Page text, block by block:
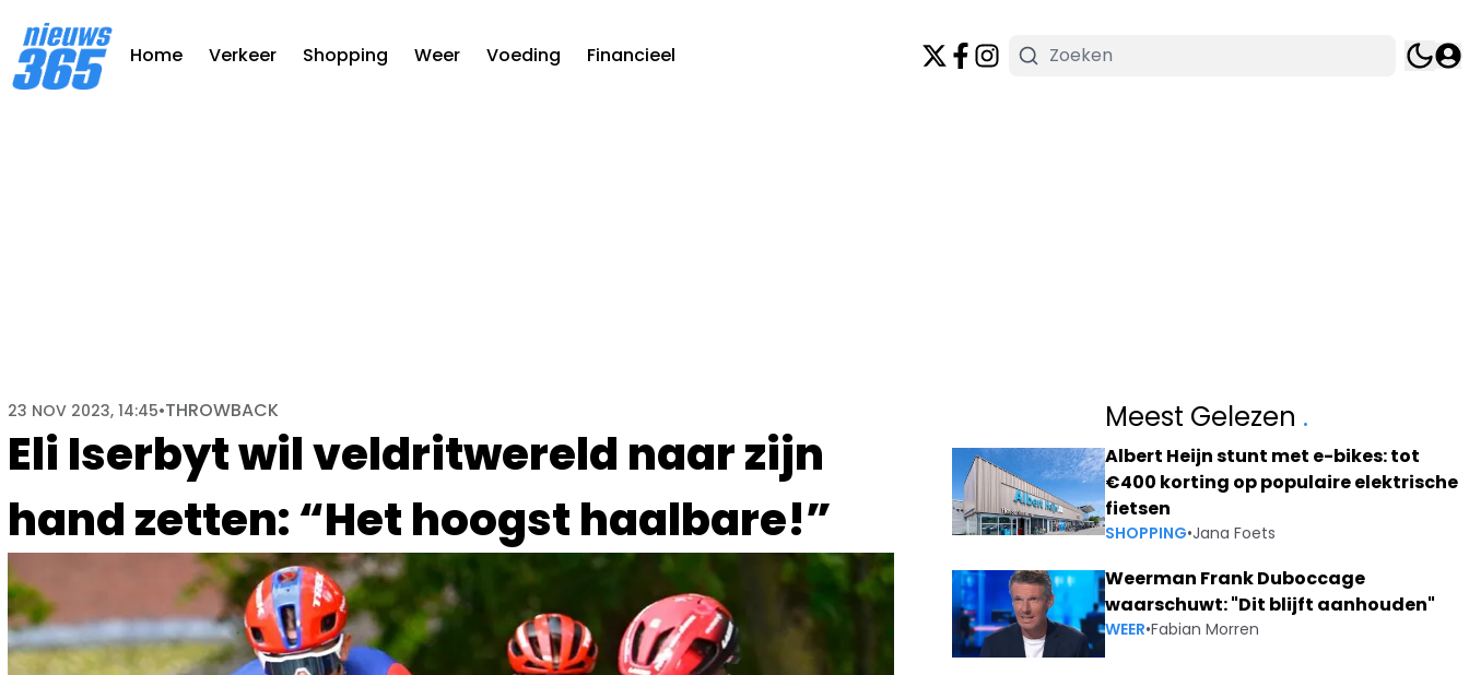
Home Verkeer Shopping Weer Voeding Financieel
Eli Iserbyt wil veldritwereld naar zijn
hand zetten: “Het hoogst haalbare!”
23 NOV 2023, 14:45•THROWBACK Meest Gelezen .
Albert Heijn stunt met e-bikes: tot
€400 korting op populaire elektrische
fietsen
SHOPPING•Jana Foets
Weerman Frank Duboccage
waarschuwt: "Dit blijft aanhouden"
WEER•Fabian Morren